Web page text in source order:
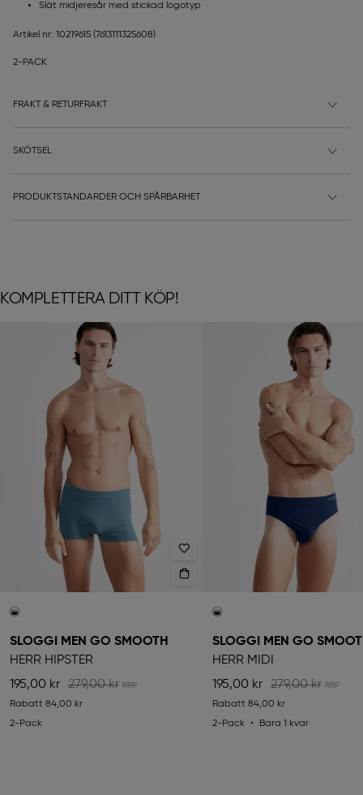
Slät midjeresår med stickad logotyp
Artikel nr: 10219615 (7613111325608)
2-PACK
FRAKT & RETURFRAKT
SKÖTSEL
PRODUKTSTANDARDER OCH SPÅRBARHET
KOMPLETTERA DITT KÖP!
SLOGGI MEN GO SMOOTH
HERR HIPSTER
195,00 kr
279,00 kr
Rabatt 84,00 kr
2-Pack
SLOGGI MEN GO
HERR MIDI
195,00 kr
279,00 kr
Rabatt 84,00 kr
2-Pack
Bara 1 kvar